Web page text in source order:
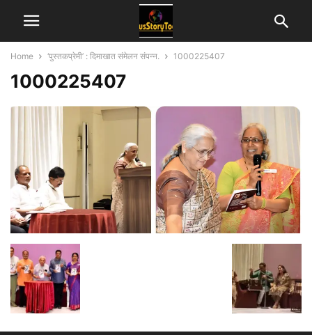
Home ‘पुस्तकप्रेमी’ : दिमाखात संमेलन संपन्न. 1000225407
1000225407